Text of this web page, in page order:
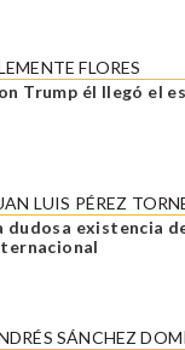
FLORES
Trump él llegó el
LUIS PÉREZ
dudosa existencia
SÁNCHEZ